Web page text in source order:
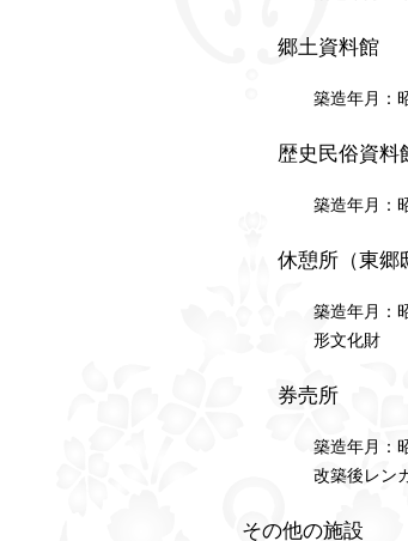
郷土資料館
築造年月
歴史民俗資料
築造年月
休憩所（東郷
築造年月
形文化財
券売所
築造年月
改築後レン
その他の施設